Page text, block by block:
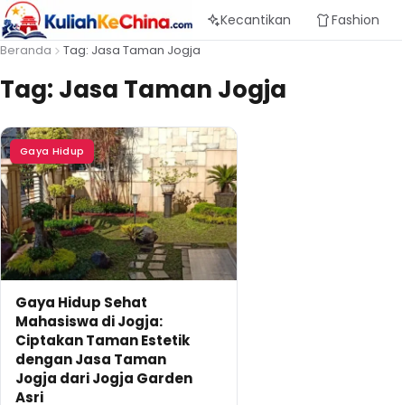
Kecantikan Fashion
Beranda Tag: Jasa Taman Jogja
Tag: Jasa Taman Jogja
Gaya Hidup
Gaya Hidup Sehat
Mahasiswa di Jogja:
Ciptakan Taman Estetik
dengan Jasa Taman
Jogja dari Jogja Garden
Asri